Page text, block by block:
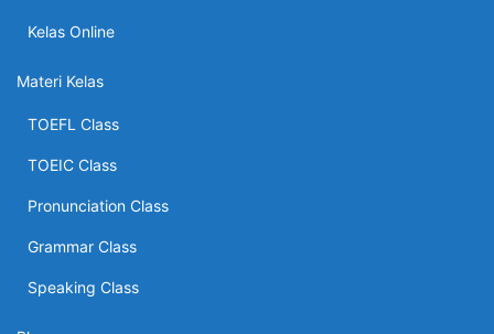
Kelas Online
Materi Kelas
TOEFL Class
TOEIC Class
Pronunciation Class
Grammar Class
Speaking Class